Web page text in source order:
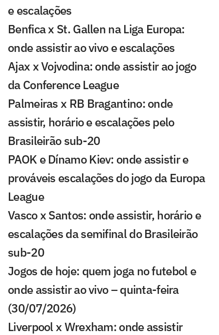
e escalações
Benfica x St. Gallen na Liga Europa:
onde assistir ao vivo e escalações
Ajax x Vojvodina: onde assistir ao jogo
da Conference League
Palmeiras x RB Bragantino: onde
assistir, horário e escalações pelo
Brasileirão sub-20
PAOK e Dínamo Kiev: onde assistir e
prováveis escalações do jogo da Europa
League
Vasco x Santos: onde assistir, horário e
escalações da semifinal do Brasileirão
sub-20
Jogos de hoje: quem joga no futebol e
onde assistir ao vivo – quinta-feira
(30/07/2026)
Liverpool x Wrexham: onde assistir